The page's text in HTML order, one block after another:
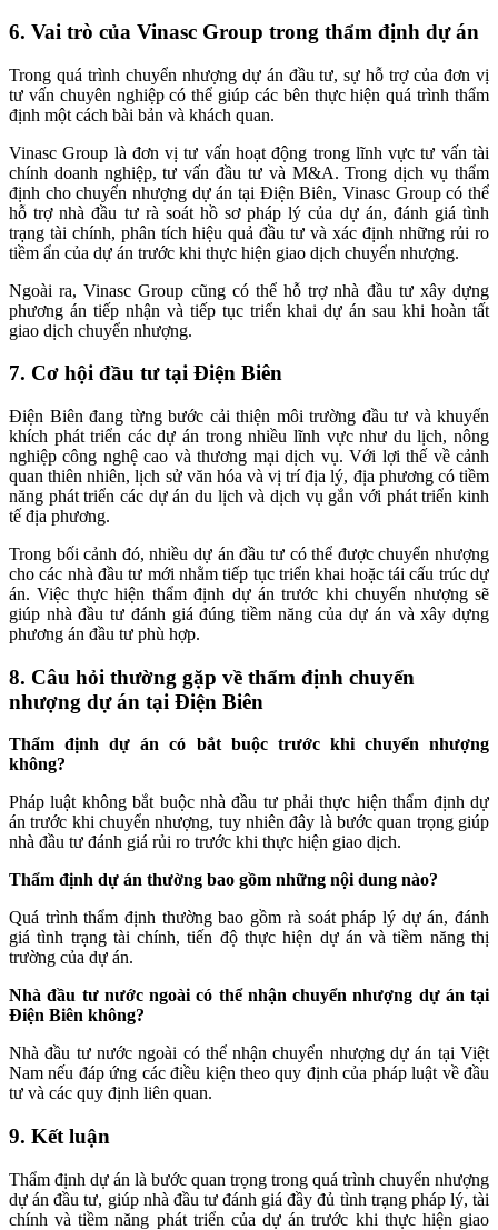
6. Vai trò của Vinasc Group trong thẩm định dự án
Trong quá trình chuyển nhượng dự án đầu tư, sự hỗ trợ của đơn vị
tư vấn chuyên nghiệp có thể giúp các bên thực hiện quá trình thẩm
định một cách bài bản và khách quan.
Vinasc Group là đơn vị tư vấn hoạt động trong lĩnh vực tư vấn tài
chính doanh nghiệp, tư vấn đầu tư và M&A. Trong dịch vụ thẩm
định cho chuyển nhượng dự án tại Điện Biên, Vinasc Group có thể
hỗ trợ nhà đầu tư rà soát hồ sơ pháp lý của dự án, đánh giá tình
trạng tài chính, phân tích hiệu quả đầu tư và xác định những rủi ro
tiềm ẩn của dự án trước khi thực hiện giao dịch chuyển nhượng.
Ngoài ra, Vinasc Group cũng có thể hỗ trợ nhà đầu tư xây dựng
phương án tiếp nhận và tiếp tục triển khai dự án sau khi hoàn tất
giao dịch chuyển nhượng.
7. Cơ hội đầu tư tại Điện Biên
Điện Biên đang từng bước cải thiện môi trường đầu tư và khuyến
khích phát triển các dự án trong nhiều lĩnh vực như du lịch, nông
nghiệp công nghệ cao và thương mại dịch vụ. Với lợi thế về cảnh
quan thiên nhiên, lịch sử văn hóa và vị trí địa lý, địa phương có tiềm
năng phát triển các dự án du lịch và dịch vụ gắn với phát triển kinh
tế địa phương.
Trong bối cảnh đó, nhiều dự án đầu tư có thể được chuyển nhượng
cho các nhà đầu tư mới nhằm tiếp tục triển khai hoặc tái cấu trúc dự
án. Việc thực hiện thẩm định dự án trước khi chuyển nhượng sẽ
giúp nhà đầu tư đánh giá đúng tiềm năng của dự án và xây dựng
phương án đầu tư phù hợp.
8. Câu hỏi thường gặp về thẩm định chuyển
nhượng dự án tại Điện Biên
Thẩm định dự án có bắt buộc trước khi chuyển nhượng
không?
Pháp luật không bắt buộc nhà đầu tư phải thực hiện thẩm định dự
án trước khi chuyển nhượng, tuy nhiên đây là bước quan trọng giúp
nhà đầu tư đánh giá rủi ro trước khi thực hiện giao dịch.
Thẩm định dự án thường bao gồm những nội dung nào?
Quá trình thẩm định thường bao gồm rà soát pháp lý dự án, đánh
giá tình trạng tài chính, tiến độ thực hiện dự án và tiềm năng thị
trường của dự án.
Nhà đầu tư nước ngoài có thể nhận chuyển nhượng dự án tại
Điện Biên không?
Nhà đầu tư nước ngoài có thể nhận chuyển nhượng dự án tại Việt
Nam nếu đáp ứng các điều kiện theo quy định của pháp luật về đầu
tư và các quy định liên quan.
9. Kết luận
Thẩm định dự án là bước quan trọng trong quá trình chuyển nhượng
dự án đầu tư, giúp nhà đầu tư đánh giá đầy đủ tình trạng pháp lý, tài
chính và tiềm năng phát triển của dự án trước khi thực hiện giao